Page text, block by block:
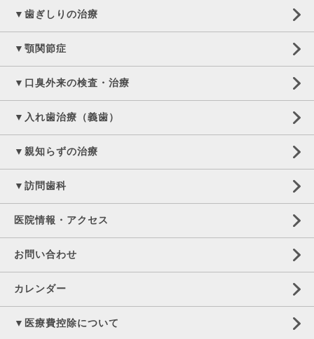
▼歯ぎしりの治療
▼顎関節症
▼口臭外来の検査・治療
▼入れ歯治療（義歯）
▼親知らずの治療
▼訪問歯科
医院情報・アクセス
お問い合わせ
カレンダー
▼医療費控除について